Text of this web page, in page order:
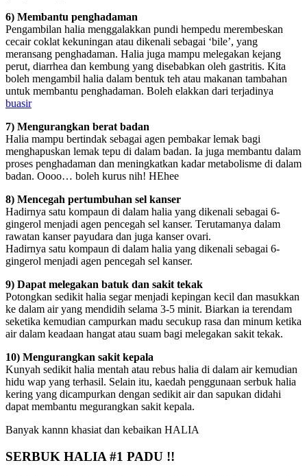
6) Membantu penghadaman
Pengambilan halia menggalakkan pundi hempedu merembeskan
cecair coklat kekuningan atau dikenali sebagai ‘bile’, yang
meransang penghadaman. Halia juga mampu melegakan kejang
perut, diarrhea dan kembung yang disebabkan oleh gastritis. Kita
boleh mengambil halia dalam bentuk teh atau makanan tambahan
untuk membantu penghadaman. Boleh elakkan dari terjadinya
buasir
7) Mengurangkan berat badan
Halia mampu bertindak sebagai agen pembakar lemak bagi
menghapuskan lemak tepu di dalam badan. Ia juga membantu dalam
proses penghadaman dan meningkatkan kadar metabolisme di dalam
badan. Oooo… boleh kurus nih! HEhee
8) Mencegah pertumbuhan sel kanser
Hadirnya satu kompaun di dalam halia yang dikenali sebagai 6-
gingerol menjadi agen pencegah sel kanser. Terutamanya dalam
rawatan kanser payudara dan juga kanser ovari.
Hadirnya satu kompaun di dalam halia yang dikenali sebagai 6-
gingerol menjadi agen pencegah sel kanser.
9) Dapat melegakan batuk dan sakit tekak
Potongkan sedikit halia segar menjadi kepingan kecil dan masukkan
ke dalam air yang mendidih selama 3-5 minit. Biarkan ia terendam
seketika kemudian campurkan madu secukup rasa dan minum ketika
air dalam keadaan hangat atau suam bagi melegakan sakit tekak.
10) Mengurangkan sakit kepala
Kunyah sedikit halia mentah atau rebus halia di dalam air kemudian
hidu wap yang terhasil. Selain itu, kaedah penggunaan serbuk halia
kering yang dicampurkan dengan sedikit air dan sapukan didahi
dapat membantu megurangkan sakit kepala.
Banyak kannn khasiat dan kebaikan HALIA
SERBUK HALIA #1 PADU !!